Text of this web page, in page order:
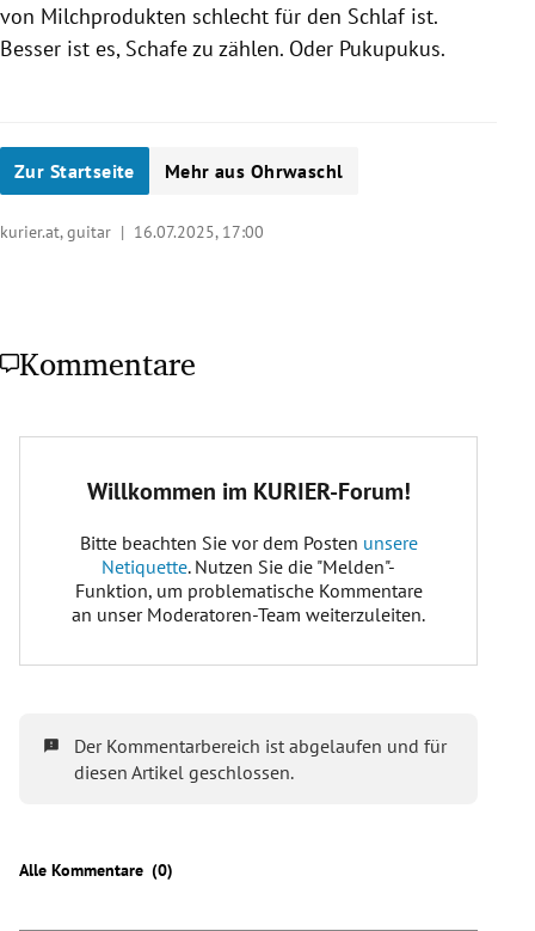
von Milchprodukten schlecht für den Schlaf ist.
Besser ist es, Schafe zu zählen. Oder Pukupukus.
Zur Startseite Mehr aus Ohrwaschl
kurier.at, guitar | 16.07.2025, 17:00
Kommentare